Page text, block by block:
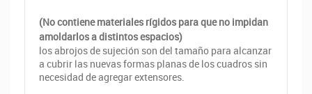
(No contiene materiales rígidos para que no impidan
amoldarlos a distintos espacios)
los abrojos de sujeción son del tamaño para alcanzar
a cubrir las nuevas formas planas de los cuadros sin
necesidad de agregar extensores.